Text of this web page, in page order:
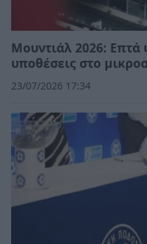
Μουντιάλ 2026: Επτά
υποθέσεις στο
23/07/2026 17:34